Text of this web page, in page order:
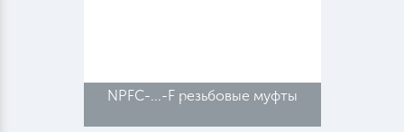
NPFC-...-F резьбовые муфты